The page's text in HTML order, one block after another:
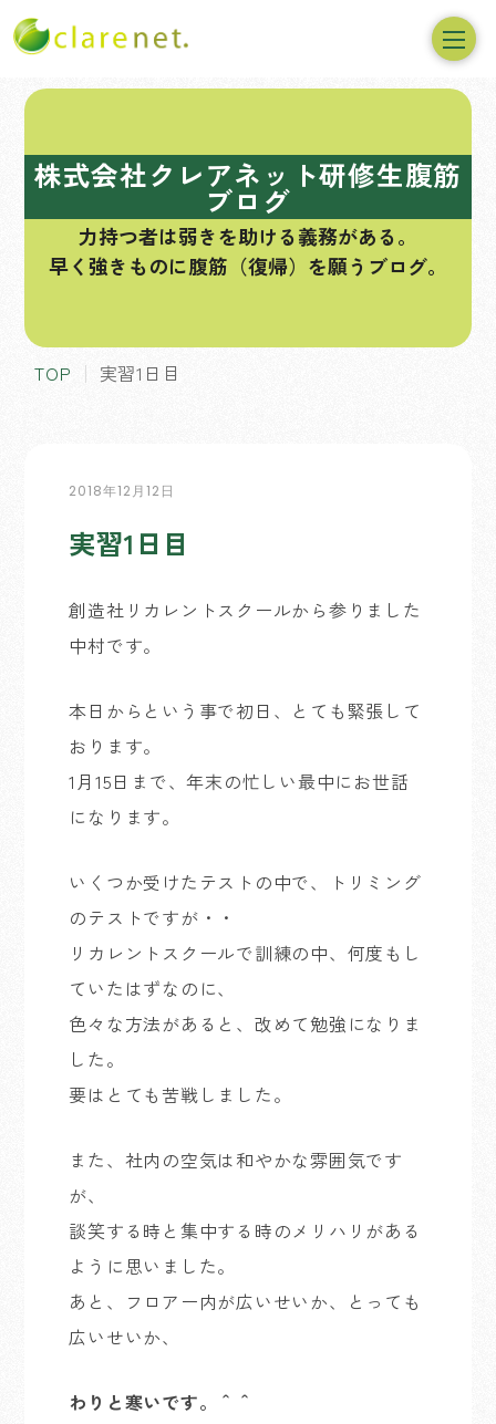
株式会社クレアネット研修生腹筋
ブログ
力持つ者は弱きを助ける義務がある。
早く強きものに腹筋（復帰）を願うブログ。
TOP 実習1日目
2018年12月12日
実習1日目
創造社リカレントスクールから参りました
中村です。
本日からという事で初日、とても緊張して
おります。
1月15日まで、年末の忙しい最中にお世話
になります。
いくつか受けたテストの中で、トリミング
のテストですが・・
リカレントスクールで訓練の中、何度もし
ていたはずなのに、
色々な方法があると、改めて勉強になりま
した。
要はとても苦戦しました。
また、社内の空気は和やかな雰囲気です
が、
談笑する時と集中する時のメリハリがある
ように思いました。
あと、フロアー内が広いせいか、とっても
広いせいか、
わりと寒いです。＾＾